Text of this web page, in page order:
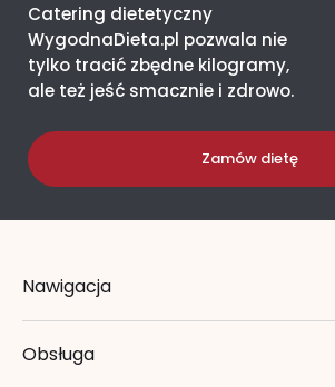
Catering dietetyczny
WygodnaDieta.pl pozwala nie
tylko tracić zbędne kilogramy,
ale też jeść smacznie i zdrowo.
Zamów dietę
Nawigacja
Obsługa